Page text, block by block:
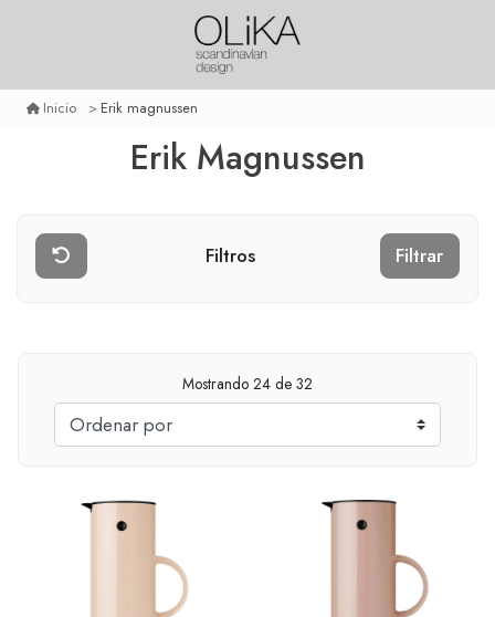
Inicio Erik magnussen
Erik Magnussen
Filtros Filtrar
Mostrando 24 de 32